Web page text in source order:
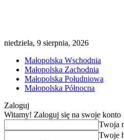
niedziela, 9 sierpnia, 2026
Małopolska Wschodnia
Małopolska Zachodnia
Małopolska Południowa
Małopolska Północna
Zaloguj
Witamy! Zaloguj się na swoje konto
Twoja
Twoje